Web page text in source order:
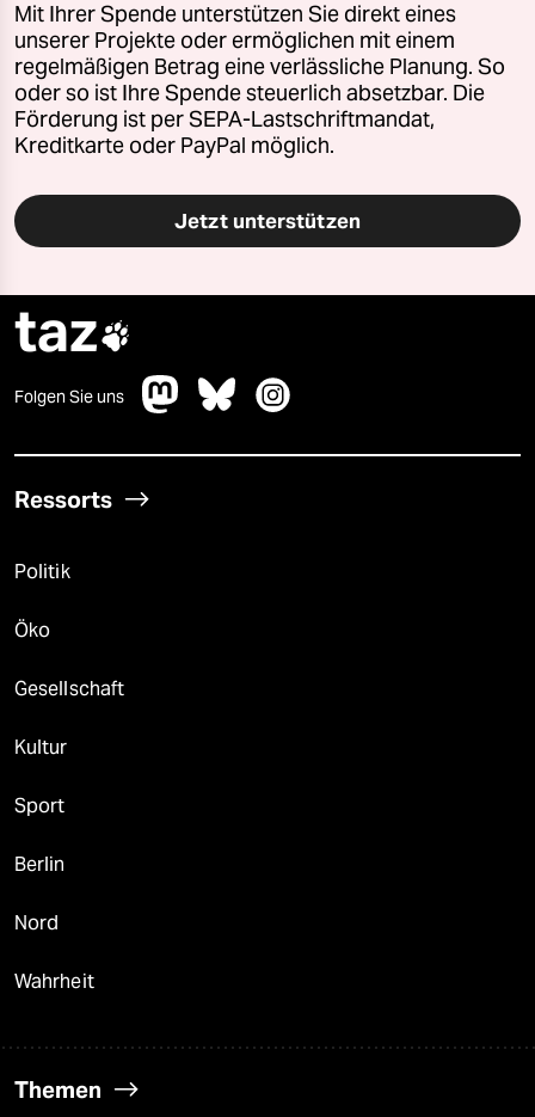
Mit Ihrer Spende unterstützen Sie direkt eines
unserer Projekte oder ermöglichen mit einem
regelmäßigen Betrag eine verlässliche Planung. So
oder so ist Ihre Spende steuerlich absetzbar. Die
Förderung ist per SEPA-Lastschriftmandat,
Kreditkarte oder PayPal möglich.
Jetzt unterstützen
taz
Folgen Sie uns
Ressorts
Politik
Öko
Gesellschaft
Kultur
Sport
Berlin
Nord
Wahrheit
Themen